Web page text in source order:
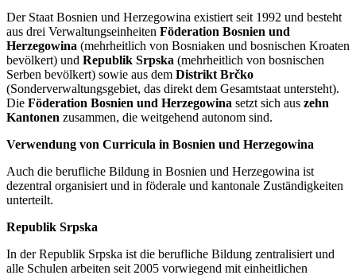
Der Staat Bosnien und Herzegowina existiert seit 1992 und besteht
aus drei Verwaltungseinheiten Föderation Bosnien und
Herzegowina (mehrheitlich von Bosniaken und bosnischen Kroaten
bevölkert) und Republik Srpska (mehrheitlich von bosnischen
Serben bevölkert) sowie aus dem Distrikt Brčko
(Sonderverwaltungsgebiet, das direkt dem Gesamtstaat untersteht).
Die Föderation Bosnien und Herzegowina setzt sich aus zehn
Kantonen zusammen, die weitgehend autonom sind.
Verwendung von Curricula in Bosnien und Herzegowina
Auch die berufliche Bildung in Bosnien und Herzegowina ist
dezentral organisiert und in föderale und kantonale Zuständigkeiten
unterteilt.
Republik Srpska
In der Republik Srpska ist die berufliche Bildung zentralisiert und
alle Schulen arbeiten seit 2005 vorwiegend mit einheitlichen